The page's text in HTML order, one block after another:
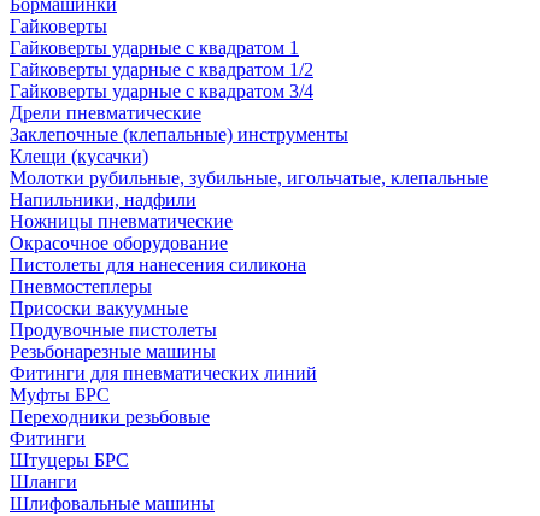
Бормашинки
Гайковерты
Гайковерты ударные с квадратом 1
Гайковерты ударные с квадратом 1/2
Гайковерты ударные с квадратом 3/4
Дрели пневматические
Заклепочные (клепальные) инструменты
Клещи (кусачки)
Молотки рубильные, зубильные, игольчатые, клепальные
Напильники, надфили
Ножницы пневматические
Окрасочное оборудование
Пистолеты для нанесения силикона
Пневмостеплеры
Присоски вакуумные
Продувочные пистолеты
Резьбонарезные машины
Фитинги для пневматических линий
Муфты БРС
Переходники резьбовые
Фитинги
Штуцеры БРС
Шланги
Шлифовальные машины